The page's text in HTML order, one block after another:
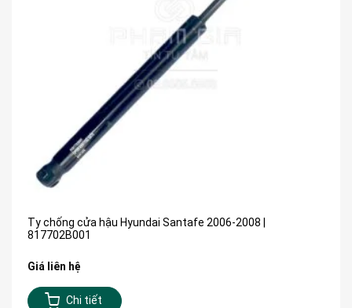
Ty chống cửa hậu Hyundai Santafe 2006-2008 |
817702B001
Giá liên hệ
Chi tiết